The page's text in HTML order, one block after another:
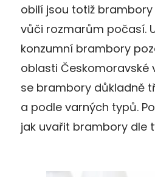
obilí jsou totiž
vůči rozmarům počasí.
konzumní brambory
oblasti Českomoravské
se brambory důkladně
a podle varných typů.
jak uvařit brambory dle